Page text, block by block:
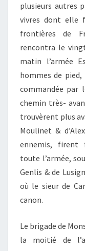
plusieurs autres
vivres dont elle
frontières de
rencontra le
matin l’armée
hommes de
commandée par
chemin très-
trouvèrent plus
Moulinet &
ennemis, firent
toute l’armée,
Genlis & de
où le sieur de
canon.
Le brigade de
la moitié de